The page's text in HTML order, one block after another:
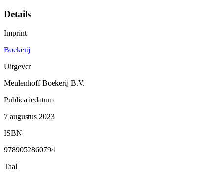
Details
Imprint
Boekerij
Uitgever
Meulenhoff Boekerij B.V.
Publicatiedatum
7 augustus 2023
ISBN
9789052860794
Taal